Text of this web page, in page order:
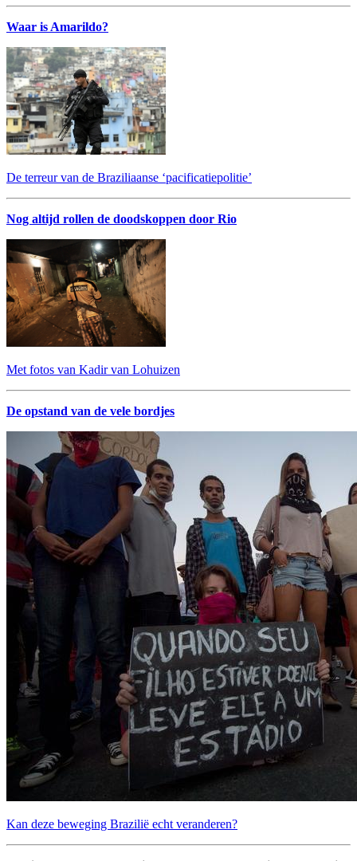
Waar is Amarildo?
De terreur van de Braziliaanse ‘pacificatiepolitie’
Nog altijd rollen de doodskoppen door Rio
Met fotos van Kadir van Lohuizen
De opstand van de vele bordjes
Kan deze beweging Brazilië echt veranderen?